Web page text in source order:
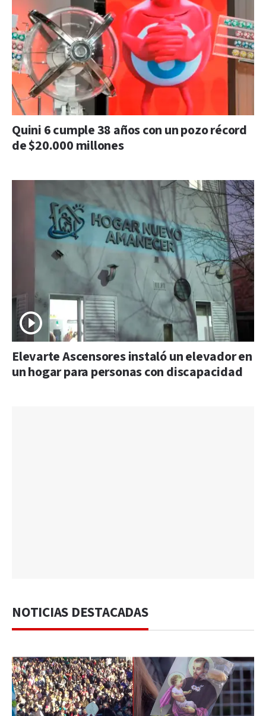
Quini 6 cumple 38 años con un pozo récord
de $20.000 millones
Elevarte Ascensores instaló un elevador en
un hogar para personas con discapacidad
NOTICIAS DESTACADAS